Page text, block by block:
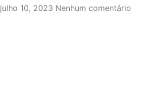
julho 10, 2023 Nenhum comentário